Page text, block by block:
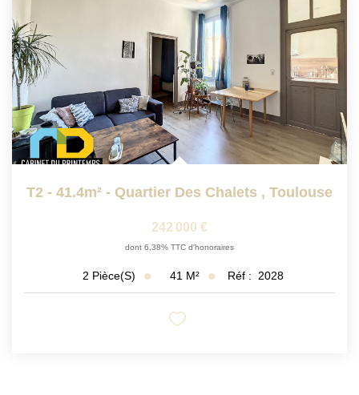
T2 - 41.4m² - Quartier Des Chalets , Toulouse
242 000 €
dont 6,38% TTC d'honoraires
2 Pièce(s) 41 M² Réf : 2028